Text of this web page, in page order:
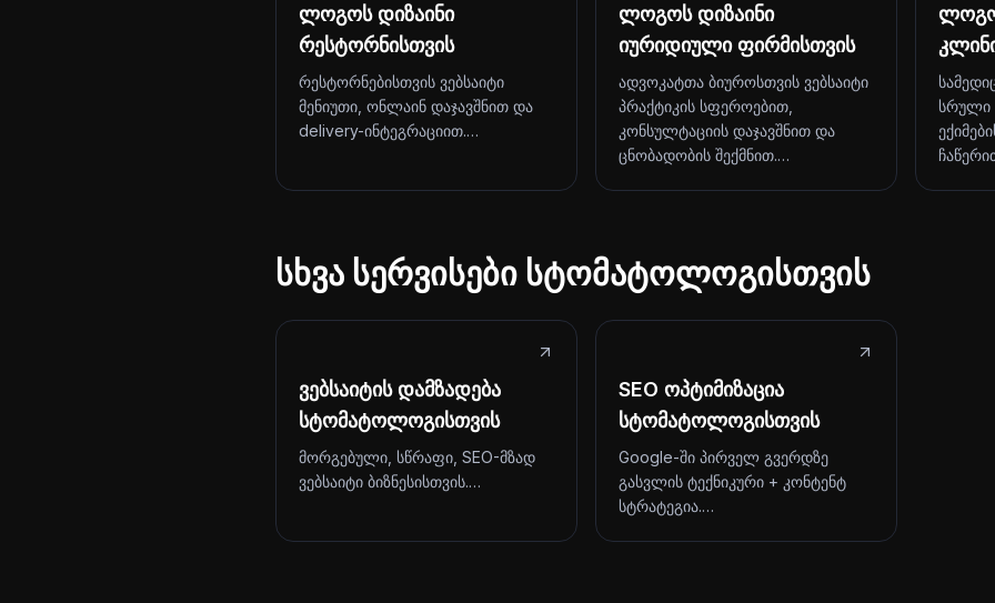
ლოგოს დიზაინი
რესტორნისთვის
რესტორნებისთვის ვებსაიტი
მენიუთი, ონლაინ დაჯავშნით და
delivery-ინტეგრაციით.…
ლოგოს დიზაინი
იურიდიული ფირმისთვის
ადვოკატთა ბიუროსთვის ვებსაიტი
პრაქტიკის სფეროებით,
კონსულტაციის დაჯავშნით და
ცნობადობის შექმნით.…
სხვა სერვისები სტომატოლოგისთვის
ვებსაიტის დამზადება
სტომატოლოგისთვის
მორგებული, სწრაფი, SEO-მზად
ვებსაიტი ბიზნესისთვის.…
SEO ოპტიმიზაცია
სტომატოლოგისთვის
Google-ში პირველ გვერდზე
გასვლის ტექნიკური + კონტენტ
სტრატეგია.…